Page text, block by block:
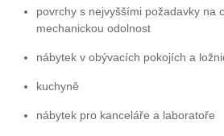
povrchy s nejvyššími požadavky na
mechanickou odolnost
nábytek v obývacích pokojích a
kuchyně
nábytek pro kanceláře a laboratoře